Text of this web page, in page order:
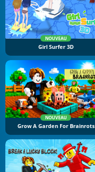
NOUVEAU
Girl Surfer 3D
NOUVEAU
Grow A Garden For Brainrots